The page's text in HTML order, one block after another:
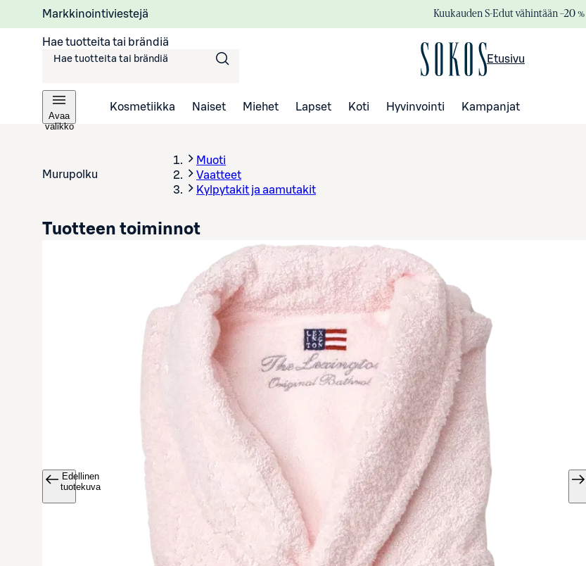
Markkinointiviestejä Kuukauden S-Edut vähintään –20 %
Hae tuotteita tai brändiä
Etusivu
Avaa
valikko
Kosmetiikka Naiset Miehet Lapset Koti Hyvinvointi Kampanjat
Murupolku
Muoti
Vaatteet
Kylpytakit ja aamutakit
Avaa tuotekuva suurennettuna
Edellinen
tuotekuva
Tuotteen toiminnot